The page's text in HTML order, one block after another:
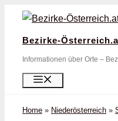
Zum
springen
Bezirke-
Informationen über Orte –
Home » Niederösterreich »